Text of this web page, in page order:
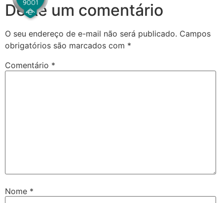
Deixe um comentário
O seu endereço de e-mail não será publicado. Campos
obrigatórios são marcados com *
Comentário *
Nome *